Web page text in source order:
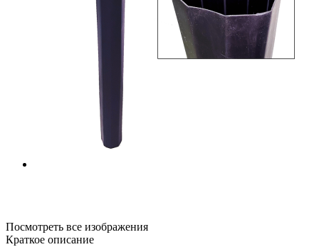
Посмотреть все изображения
Краткое описание